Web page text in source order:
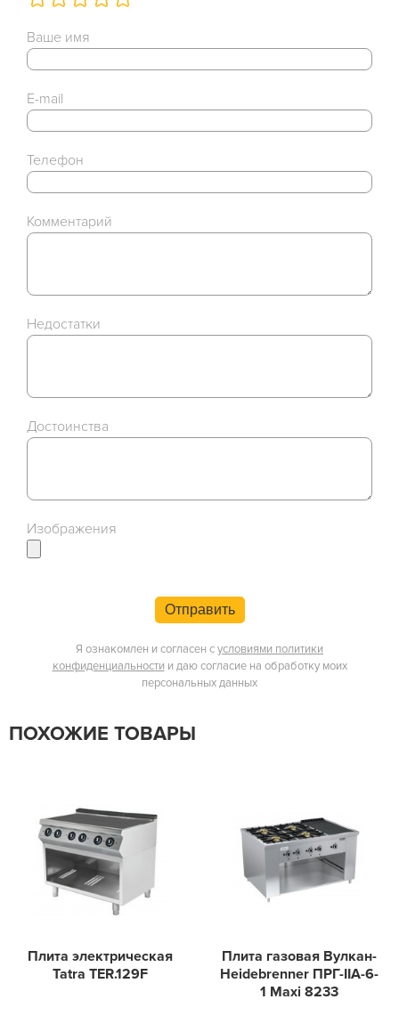
Ваше имя
E-mail
Телефон
Комментарий
Недостатки
Достоинства
Изображения
Отправить
Я ознакомлен и согласен сусловиями политики
конфиденциальности и даю согласие на обработку моих
персональных данных
ПОХОЖИЕ ТОВАРЫ
Плита электрическая
Tatra TER.129F
Плита газовая Вулкан-
Heidebrenner ПРГ-IIA-6-
1 Maxi 8233